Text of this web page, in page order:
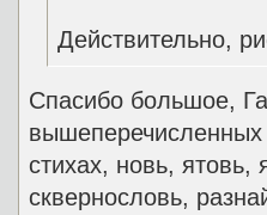
Действительно,
Спасибо большое,
вышеперечисленных
стихах, новь, ятовь,
сквернословь,